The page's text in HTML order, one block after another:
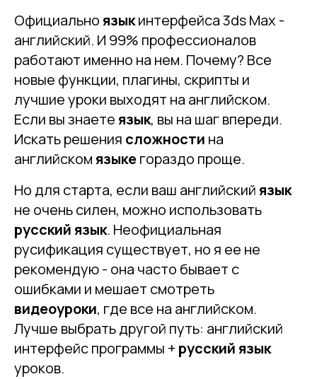
Официально языкинтерфейса 3ds Max -
английский. И 99% профессионалов
работают именно на нем. Почему? Все
новые функции, плагины, скрипты и
лучшие уроки выходят на английском.
Если вы знаете язык, вы на шаг впереди.
Искать решения сложности на
английском языкегораздо проще.
Но для старта, если ваш английский язык
не очень силен, можно использовать
русский язык. Неофициальная
русификация существует, но я ее не
рекомендую - она часто бывает с
ошибками и мешает смотреть
видеоуроки, где все на английском.
Лучше выбрать другой путь: английский
интерфейс программы + русский язык
уроков.